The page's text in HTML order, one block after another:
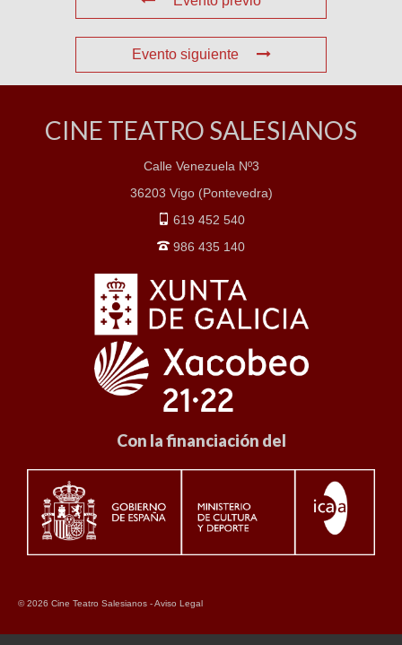
Evento siguiente
CINE TEATRO SALESIANOS
Calle Venezuela Nº3
36203 Vigo (Pontevedra)
619 452 540
986 435 140
Con la financiación del
© 2026 Cine Teatro Salesianos -Aviso Legal